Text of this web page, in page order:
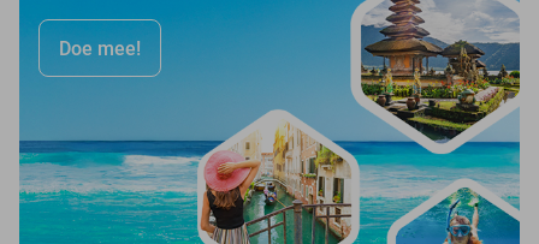
Doe mee!